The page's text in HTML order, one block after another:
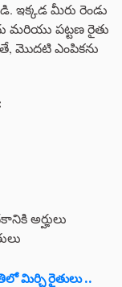
ఇక్కడ మీరు రెండు
మరియు పట్టణ రైతు
మొదటి ఎంపికను
అర్హులు
మిర్చి రైతులు ..